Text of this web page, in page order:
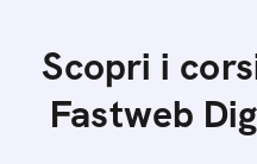
Scopri i
Fastweb